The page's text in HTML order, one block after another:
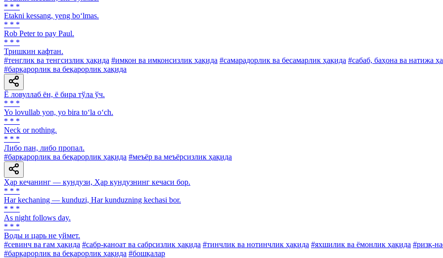
* * *
Etakni kessang, yeng bo‘lmas.
* * *
Rob Peter to pay Paul.
* * *
Тришкин кафтан.
#тенглик ва тенгсизлик ҳақида #имкон ва имконсизлик ҳақида #самарадорлик ва бесамарлик ҳақида #сабаб, баҳона ва натижа
#барқарорлик ва беқарорлик ҳақида
Ё ловуллаб ён, ё бира тўла ўч.
* * *
Yo lovullab yon, yo bira to‘la o‘ch.
* * *
Neck or nothing.
* * *
Либо пан, либо пропал.
#барқарорлик ва беқарорлик ҳақида #меъёр ва меъёрсизлик ҳақида
Ҳар кечанинг — кундузи, Ҳар кундузнинг кечаси бор.
* * *
Har kechaning — kunduzi, Har kunduzning kechasi bor.
* * *
As night follows day.
* * *
Воды и царь не уймет.
#севинч ва ғам ҳақида #сабр-қаноат ва сабрсизлик ҳақида #тинчлик ва нотинчлик ҳақида #яхшилик ва ёмонлик ҳақида #ризқ-
#барқарорлик ва беқарорлик ҳақида #бошқалар